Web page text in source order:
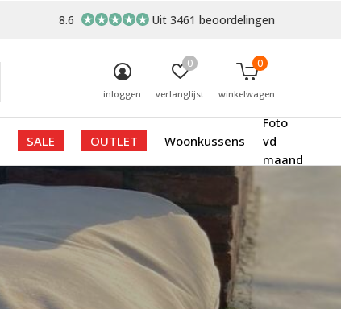
SALE OUTLET Woonkussens
Foto
vd
maand
inloggen verlanglijst
0
winkelwagen
0
8.6 Uit 3461 beoordelingen